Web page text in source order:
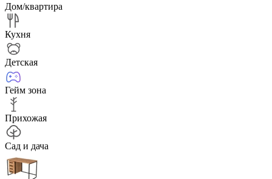
Дом/квартира
Кухня
Детская
Гейм зона
Прихожая
Сад и дача